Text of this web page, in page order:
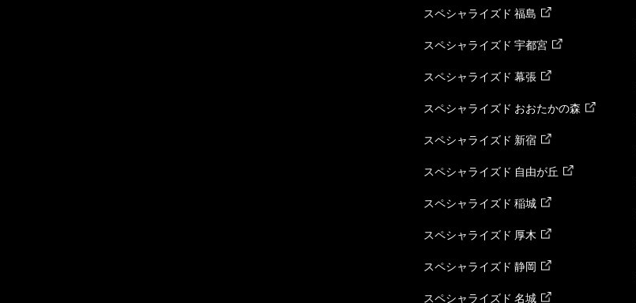
スペシャライズド 福島
スペシャライズド 宇都宮
スペシャライズド 幕張
スペシャライズド おおたかの森
スペシャライズド 新宿
スペシャライズド 自由が丘
スペシャライズド 稲城
スペシャライズド 厚木
スペシャライズド 静岡
スペシャライズド 名城